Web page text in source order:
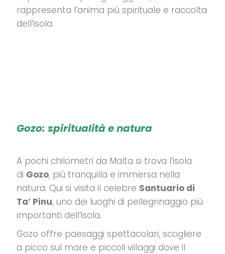
rappresenta l’anima più spirituale e raccolta
dell’isola.
Gozo: spiritualità e natura
A pochi chilometri da Malta si trova l’isola
di Gozo, più tranquilla e immersa nella
natura. Qui si visita il celebre Santuario di
Ta’ Pinu, uno dei luoghi di pellegrinaggio più
importanti dell’isola.
Gozo offre paesaggi spettacolari, scogliere
a picco sul mare e piccoli villaggi dove il